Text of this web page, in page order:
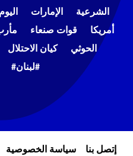
الشرعية
الإمارات اليوم
أمريكا
قوات صنعاء
الحوثي
كيان الاحتلال
#لبنان#
إتصل بنا سياسة الخصوصية